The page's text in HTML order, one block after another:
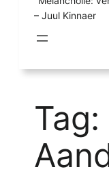
– Juul Kinnaer
Tag: